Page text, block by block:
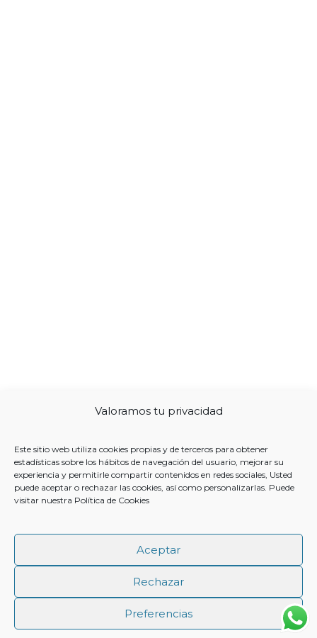
Valoramos tu privacidad
Este sitio web utiliza cookies propias y de terceros para obtener
estadísticas sobre los hábitos de navegación del usuario, mejorar su
experiencia y permitirle compartir contenidos en redes sociales, Usted
puede aceptar o rechazar las cookies, así como personalizarlas. Puede
visitar nuestra Política de Cookies
Aceptar
Rechazar
Preferencias